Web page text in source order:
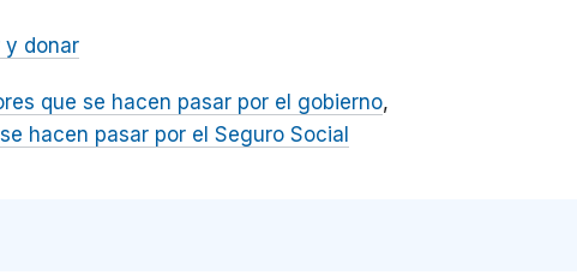
y donar
que se hacen pasar por el gobierno
hacen pasar por el Seguro Social